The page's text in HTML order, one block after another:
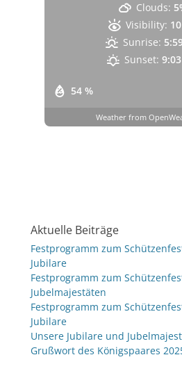
54 %
Clouds:
Visibility:
Sunrise:
Sunset:
Weather from
Aktuelle Beiträge
Festprogramm zum
Jubilare
Festprogramm zum
Jubelmajestäten
Festprogramm zum
Jubilare
Unsere Jubilare und
Grußwort des Königspaares